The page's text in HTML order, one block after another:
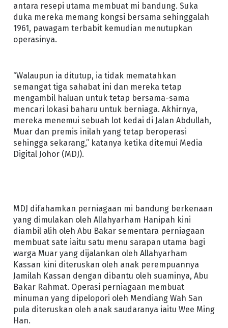
antara resepi utama membuat mi bandung. Suka
duka mereka memang kongsi bersama sehinggalah
1961, pawagam terbabit kemudian menutupkan
operasinya.
“Walaupun ia ditutup, ia tidak mematahkan
semangat tiga sahabat ini dan mereka tetap
mengambil haluan untuk tetap bersama-sama
mencari lokasi baharu untuk berniaga. Akhirnya,
mereka menemui sebuah lot kedai di Jalan Abdullah,
Muar dan premis inilah yang tetap beroperasi
sehingga sekarang,” katanya ketika ditemui Media
Digital Johor (MDJ).
MDJ difahamkan perniagaan mi bandung berkenaan
yang dimulakan oleh Allahyarham Hanipah kini
diambil alih oleh Abu Bakar sementara perniagaan
membuat sate iaitu satu menu sarapan utama bagi
warga Muar yang dijalankan oleh Allahyarham
Kassan kini diteruskan oleh anak perempuannya
Jamilah Kassan dengan dibantu oleh suaminya, Abu
Bakar Rahmat. Operasi perniagaan membuat
minuman yang dipelopori oleh Mendiang Wah San
pula diteruskan oleh anak saudaranya iaitu Wee Ming
Han.